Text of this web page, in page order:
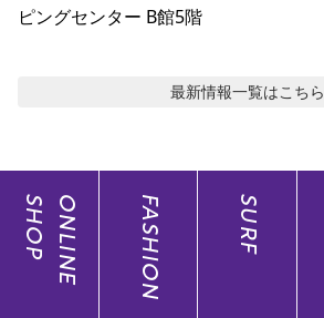
ピングセンター B館5階
最新情報一覧はこちら
ONLINE
SHOP FASHION SURF